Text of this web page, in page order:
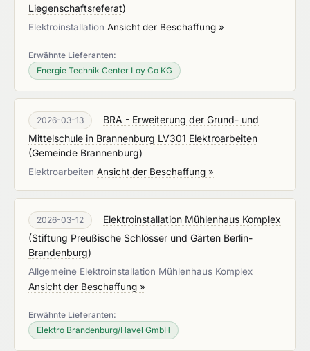
Liegenschaftsreferat)
Elektroinstallation Ansicht der Beschaffung »
Erwähnte Lieferanten:
Energie Technik Center Loy Co KG
2026-03-13
BRA - Erweiterung der Grund- und
Mittelschule in Brannenburg LV301 Elektroarbeiten
(Gemeinde Brannenburg)
Elektroarbeiten Ansicht der Beschaffung »
2026-03-12
Elektroinstallation Mühlenhaus Komplex
(Stiftung Preußische Schlösser und Gärten Berlin-
Brandenburg)
Allgemeine Elektroinstallation Mühlenhaus Komplex
Ansicht der Beschaffung »
Erwähnte Lieferanten:
Elektro Brandenburg/Havel GmbH